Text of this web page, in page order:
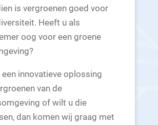
is vergroenen goed voor
Heeft u als
oog voor een groene
een innovatieve oplossing
van de
of wilt u die
dan komen wij graag met